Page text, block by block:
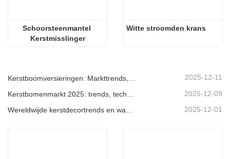
Schoorsteenmantel
Kerstmisslinger
Witte stroomden krans
2025-12-11
2025-12-09
2025-12-01